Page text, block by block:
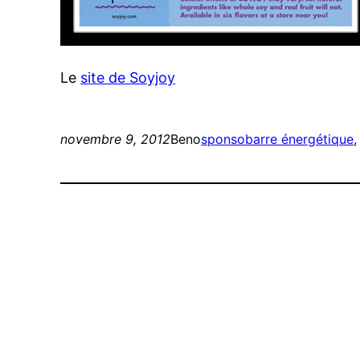
Le site de Soyjoy
novembre 9, 2012Benosponsobarre énergétique,